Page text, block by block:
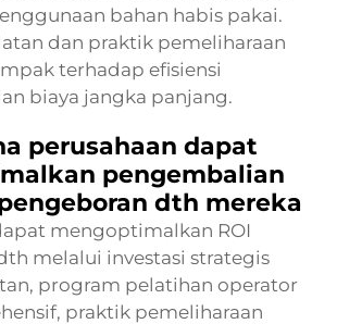
bahan habis pakai.
dan praktik pemeliharaan
terhadap efisiensi
biaya jangka panjang.
perusahaan dapat
pengembalian
dth mereka
mengoptimalkan ROI
melalui investasi strategis
program pelatihan operator
praktik pemeliharaan